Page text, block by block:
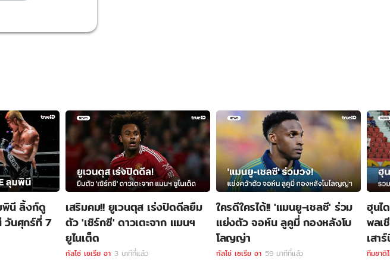
พินี ลิ้งก์ดู
วันศุกร์ที่ 7
เสริมคม!! ยูเวนตุส เร่งปิดดีลยืม
ตัว 'เซิร์กซี' ดาวเตะจาก แมนฯ
ยูไนเต็ด
กัลโช่ เซเรีย อา 3 นาทีที่แล้ว
ใครดีใครได้!! 'แมนยู-เชลซี' ร่วม
แย่งตัว จอห์น ลูคูมี่ กองหลังโบ
โลญญ่า
กัลโช่ เซเรีย อา 59 นาทีที่แล้ว
ฮุนไ
พลเ
เสา
ทีมชาติ